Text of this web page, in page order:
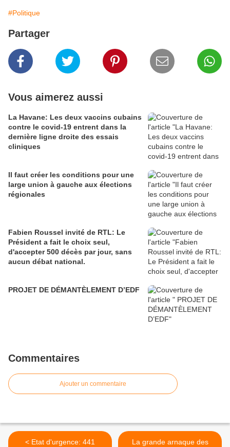
#Politique
Partager
Vous aimerez aussi
La Havane: Les deux vaccins cubains
contre le covid-19 entrent dans la
dernière ligne droite des essais
cliniques
Il faut créer les conditions pour une
large union à gauche aux élections
régionales
Fabien Roussel invité de RTL: Le
Président a fait le choix seul,
d'accepter 500 décès par jour, sans
aucun débat national.
PROJET DE DÉMANTÈLEMENT D’EDF
Commentaires
Ajouter un commentaire
< Etat d'urgence: 441 La grande arnaque des